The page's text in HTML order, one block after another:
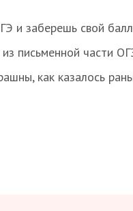
заберешь свой балл
письменной части
как казалось